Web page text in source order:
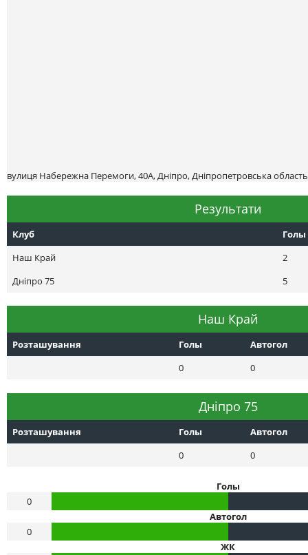
вулиця Набережна Перемоги, 40А, Дніпро, Дніпропетровська
Результати
Клуб
Голы
Наш Край
2
Днiпро 75
5
Наш Край
Розташування Голы
Автогол
0
0
Днiпро 75
Розташування Голы
Автогол
0
0
Голы
0
Автогол
0
ЖК